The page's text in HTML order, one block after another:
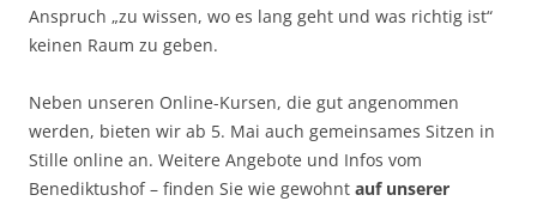
Anspruch „zu wissen, wo es lang geht und was richtig ist“
keinen Raum zu geben.
Neben unseren Online-Kursen, die gut angenommen
werden, bieten wir ab 5. Mai auch gemeinsames Sitzen in
Stille online an. Weitere Angebote und Infos vom
Benediktushof – finden Sie wie gewohnt auf unserer